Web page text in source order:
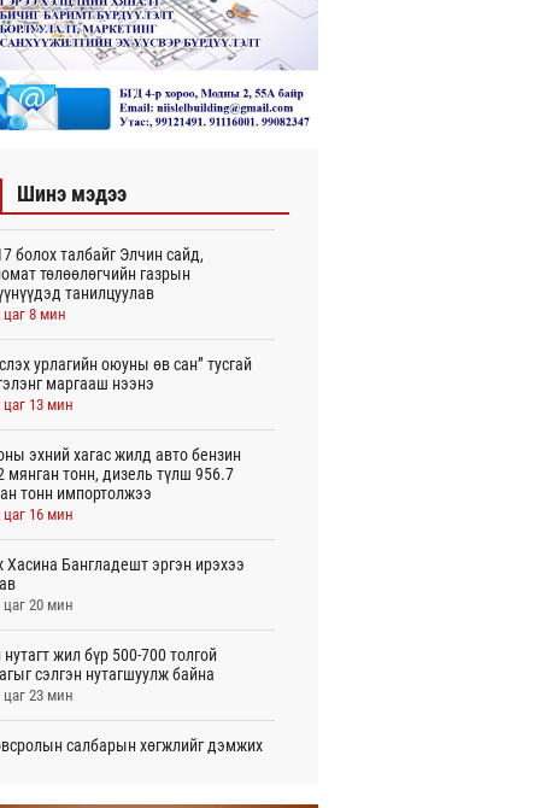
Шинэ мэдээ
болох талбайг Элчин сайд,
төлөөлөгчийн газрын
танилцуулав
цаг 8 мин
урлагийн оюуны өв сан” тусгай
маргааш нээнэ
цаг 13 мин
эхний хагас жилд авто бензин
мянган тонн, дизель түлш 956.7
тонн импортолжээ
цаг 16 мин
Хасина Бангладешт эргэн ирэхээ
цаг 20 мин
жил бүр 500-700 толгой
сэлгэн нутагшуулж байна
цаг 23 мин
салбарын хөгжлийг дэмжих